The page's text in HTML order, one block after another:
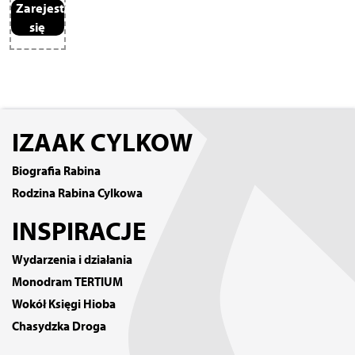
Zarejestruj
się
IZAAK CYLKOW
Biografia Rabina
Rodzina Rabina Cylkowa
INSPIRACJE
Wydarzenia i działania
Monodram TERTIUM
Wokół Księgi Hioba
Chasydzka Droga